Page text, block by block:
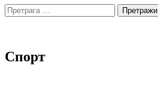
Претрага
за:
Спорт